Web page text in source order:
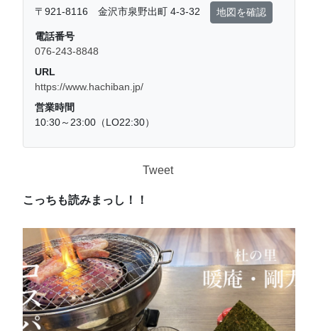
〒921-8116 金沢市泉野出町 4-3-32
地図を確認
電話番号
076-243-8848
URL
https://www.hachiban.jp/
営業時間
10:30～23:00（LO22:30）
Tweet
こっちも読みまっし！！